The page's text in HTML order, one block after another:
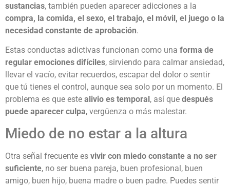
sustancias, también pueden aparecer adicciones a la
compra, la comida, el sexo, el trabajo, el móvil, el juego o la
necesidad constante de aprobación.
Estas conductas adictivas funcionan como una forma de
regular emociones difíciles, sirviendo para calmar ansiedad,
llevar el vacío, evitar recuerdos, escapar del dolor o sentir
que tú tienes el control, aunque sea solo por un momento. El
problema es que este alivio es temporal, así que después
puede aparecer culpa, vergüenza o más malestar.
Miedo de no estar a la altura
Otra señal frecuente es vivir con miedo constante a no ser
suficiente, no ser buena pareja, buen profesional, buen
amigo, buen hijo, buena madre o buen padre. Puedes sentir